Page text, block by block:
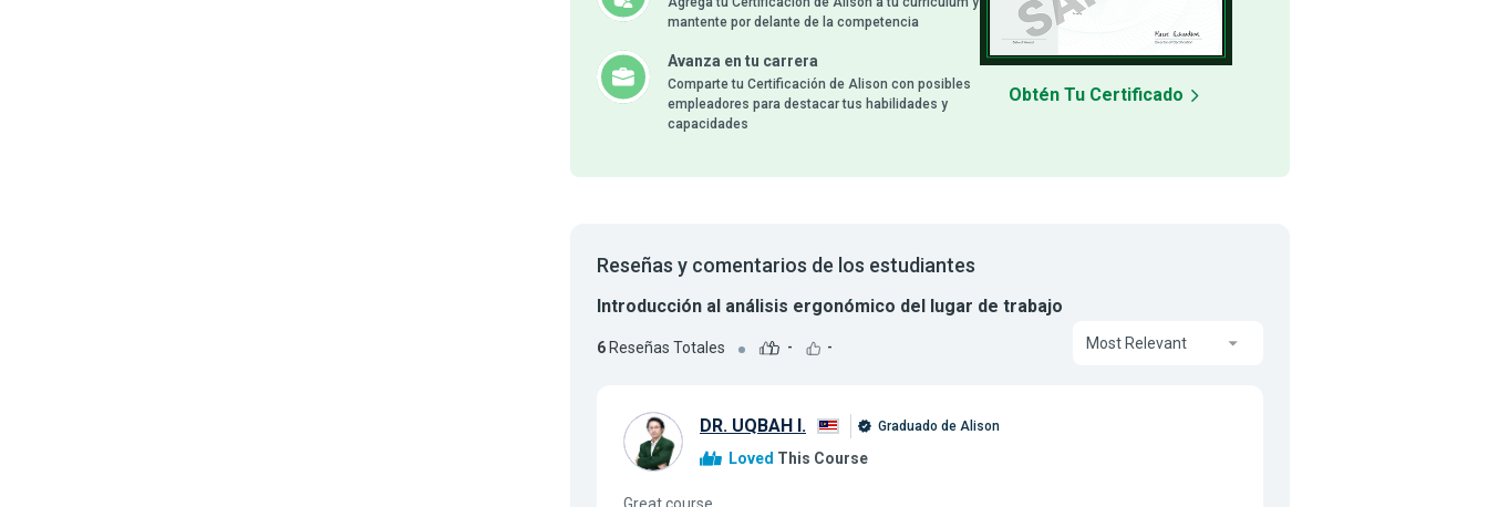
mantente por delante de la competencia
Avanza en tu carrera
Comparte tu Certificación de Alison con posibles
empleadores para destacar tus habilidades y
capacidades
Obtén Tu Certificado
Reseñas y comentarios de los estudiantes
Introducción al análisis ergonómico del lugar de trabajo
6Reseñas Totales - - Most Relevant
DR. UQBAH I. Graduado de Alison
Loved This Course
Great course